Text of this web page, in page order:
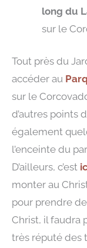
long du
sur le
Tout près du
accéder au
sur le
d’autres points
également
l’enceinte du
D’ailleurs, c’est
monter au
pour prendre
Christ, il faudra
très réputé des